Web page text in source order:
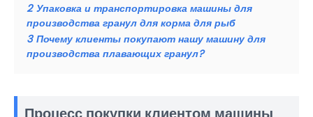
2 Упаковка и транспортировка машины для
производства гранул для корма для рыб
3 Почему клиенты покупают нашу машину для
производства плавающих гранул?